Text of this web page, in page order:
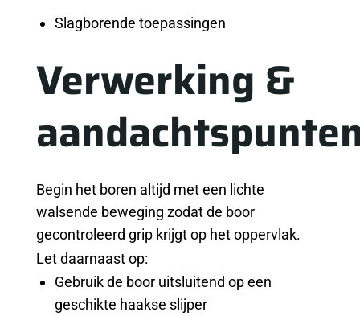
Slagborende toepassingen
Verwerking &
Begin het boren altijd met een lichte
walsende beweging zodat de boor
gecontroleerd grip krijgt op het oppervlak.
Let daarnaast op:
Gebruik de boor uitsluitend op een
geschikte haakse slijper